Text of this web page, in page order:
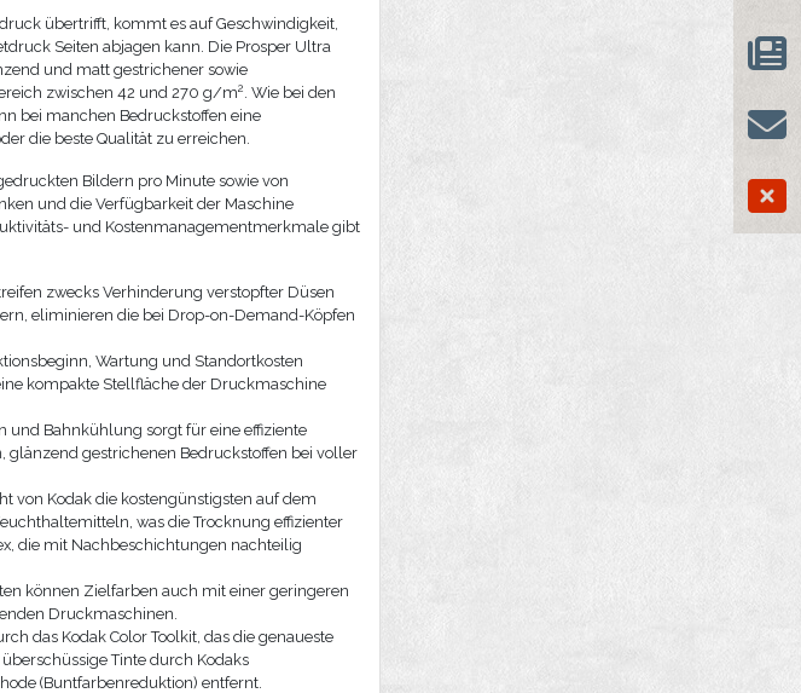
übertrifft, kommt es auf Geschwindigkeit,
Seiten abjagen kann. Die Prosper Ultra
und matt gestrichener sowie
zwischen 42 und 270 g/m2
. Wie bei den
bei manchen Bedruckstoffen eine
die beste Qualität zu erreichen.
Bildern pro Minute sowie von
und die Verfügbarkeit der Maschine
und Kostenmanagementmerkmale gibt
zwecks Verhinderung verstopfter Düsen
eliminieren die bei Drop-on-Demand-Köpfen
Wartung und Standortkosten
kompakte Stellfläche der Druckmaschine
und Bahnkühlung sorgt für eine effiziente
glänzend gestrichenen Bedruckstoffen bei voller
von Kodak die kostengünstigsten auf dem
was die Trocknung effizienter
die mit Nachbeschichtungen nachteilig
können Zielfarben auch mit einer geringeren
Druckmaschinen.
das Kodak Color Toolkit, das die genaueste
Tinte durch Kodaks
(Buntfarbenreduktion) entfernt.